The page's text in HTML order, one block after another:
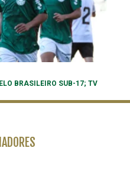
BRASILEIRO SUB-17; TV